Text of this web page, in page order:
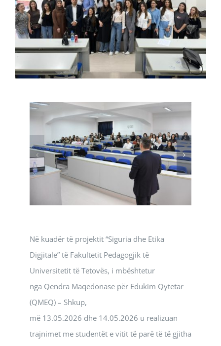
Në kuadër të projektit “Siguria dhe Etika
Digjitale” të Fakultetit Pedagogjik të
Universitetit të Tetovës, i mbështetur
nga Qendra Maqedonase për Edukim Qytetar
(QMEQ) – Shkup,
më 13.05.2026 dhe 14.05.2026 u realizuan
trajnimet me studentët e vitit të parë të të gjitha